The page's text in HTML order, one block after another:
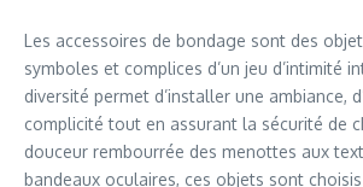
Les accessoires de bondage sont des
symboles et complices d’un jeu d’intimité
diversité permet d’installer une ambiance,
complicité tout en assurant la sécurité de
douceur rembourrée des menottes aux
bandeaux oculaires, ces objets sont